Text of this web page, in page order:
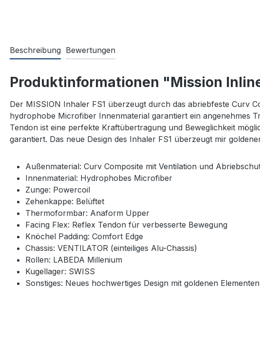
Beschreibung Bewertungen
Produktinformationen "Mission
Der MISSION Inhaler FS1 überzeugt durch das abriebfeste Curv
hydrophobe Microfiber Innenmaterial garantiert ein angenehmes
Tendon ist eine perfekte Kraftübertragung und Beweglichkeit
garantiert. Das neue Design des Inhaler FS1 überzeugt mir
Außenmaterial: Curv Composite mit Ventilation und
Innenmaterial: Hydrophobes Microfiber
Zunge: Powercoil
Zehenkappe: Belüftet
Thermoformbar: Anaform Upper
Facing Flex: Reflex Tendon für verbesserte Bewegung
Knöchel Padding: Comfort Edge
Chassis: VENTILATOR (einteiliges Alu-Chassis)
Rollen: LABEDA Millenium
Kugellager: SWISS
Sonstiges: Neues hochwertiges Design mit goldenen Elementen